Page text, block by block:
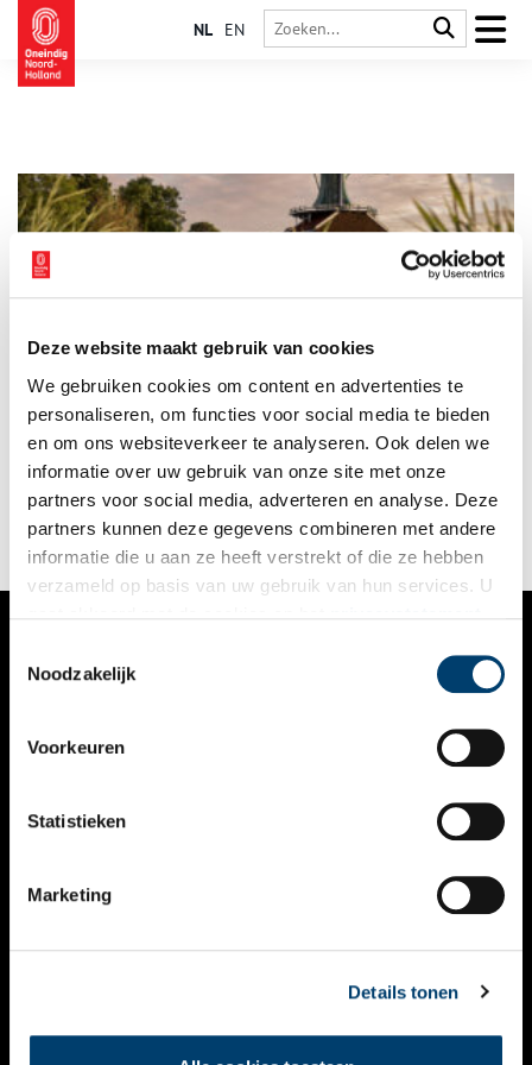
Deze website maakt gebruik van cookies
We gebruiken cookies om content en advertenties te
personaliseren, om functies voor social media te bieden
en om ons websiteverkeer te analyseren. Ook delen we
informatie over uw gebruik van onze site met onze
partners voor social media, adverteren en analyse. Deze
partners kunnen deze gegevens combineren met andere
informatie die u aan ze heeft verstrekt of die ze hebben
verzameld op basis van uw gebruik van hun services. U
Noodzakelijk
Voorkeuren
Statistieken
Marketing
Details tonen
NL EN
Mosterdmolen De Huisman maakt sinds hele lange tijd de
echte Zaanse mosterd. De mosterd wordt in emmers met
verschillende inhoudsmaten – natuurlijk mét de iconische
molen van de Zaanse Schans erop – geleverd aan fabrikanten,
horeca en groothandel.
VERHALEN
KALENDER
THEMA’S
VIDEO’S
CONTACT